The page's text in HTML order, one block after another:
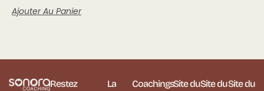
Ajouter Au Panier
Restez
La
CoachingsSite duSite duSite du